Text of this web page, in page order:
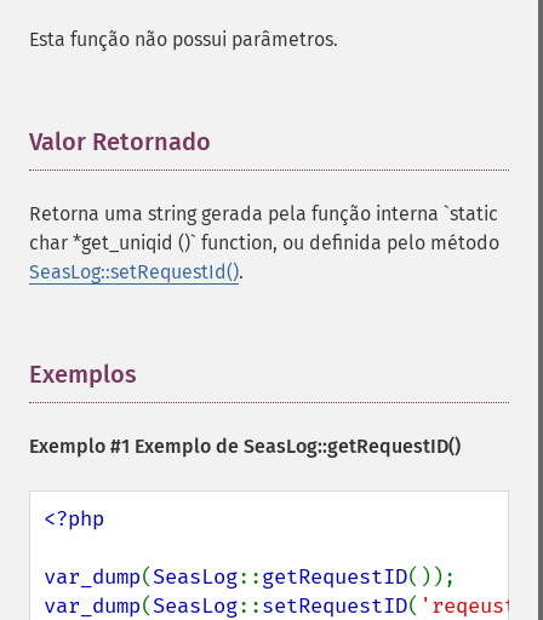
Esta função não possui parâmetros.
Valor Retornado
Retorna uma string gerada pela função interna `static
char *get_uniqid ()` function, ou definida pelo método
SeasLog::setRequestId().
Exemplos
Exemplo #1 Exemplo de SeasLog::getRequestID()
<?php
var_dump(SeasLog::getRequestID
var_dump(SeasLog::setRequestID(